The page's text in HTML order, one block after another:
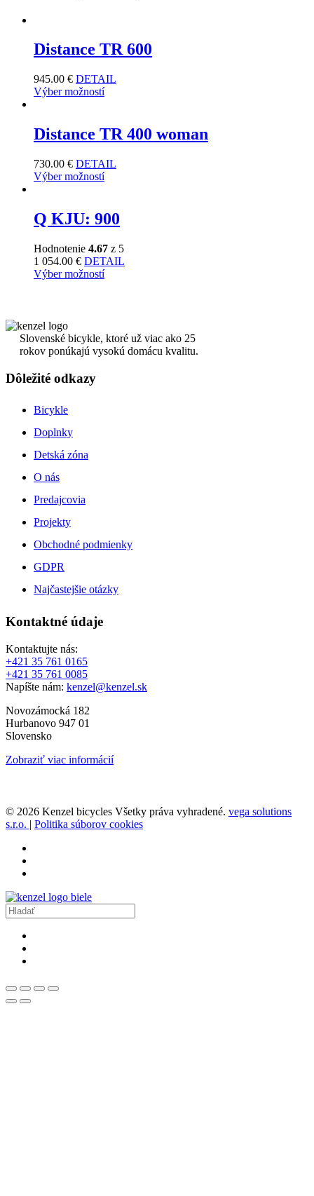
Distance TR 600
945.00 € DETAIL
Výber možností
Distance TR 400 woman
730.00 € DETAIL
Výber možností
Q KJU: 900
Hodnotenie 4.67 z 5
1 054.00 € DETAIL
Výber možností
Slovenské bicykle, ktoré už viac ako 25
rokov ponúkajú vysokú domácu kvalitu.
Dôležité odkazy
Bicykle
Doplnky
Detská zóna
O nás
Predajcovia
Projekty
Obchodné podmienky
GDPR
Najčastejšie otázky
Kontaktné údaje
Kontaktujte nás:
+421 35 761 0165
+421 35 761 0085
Napíšte nám: kenzel@kenzel.sk
Novozámocká 182
Hurbanovo 947 01
Slovensko
Zobraziť viac informácií
© 2026 Kenzel bicycles Všetky práva vyhradené. vega solutions
s.r.o. | Politika súborov cookies